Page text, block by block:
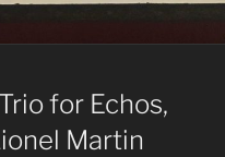
for Echos,
Martin